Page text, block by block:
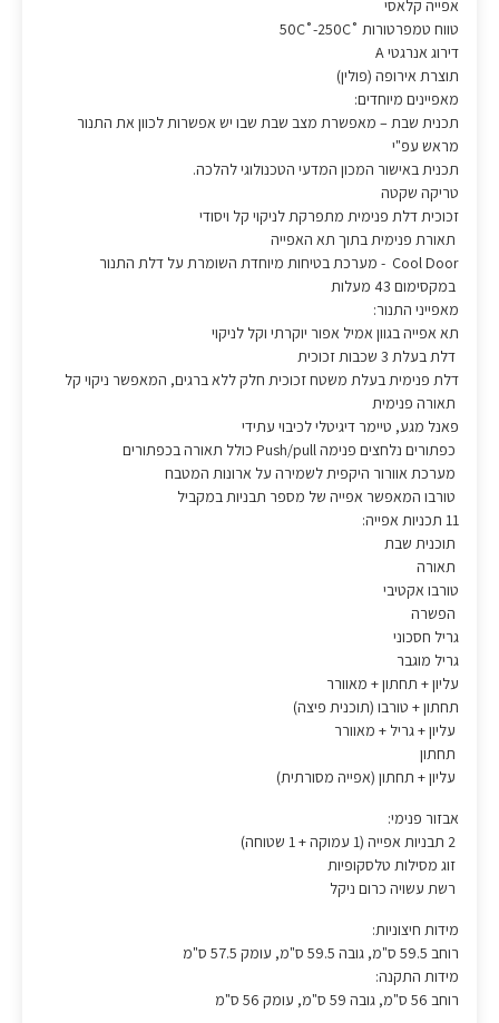
אפייה קלאסי
טווח טמפרטורות ˚50C˚-250C
דירוג אנרגטי A
תוצרת אירופה (פולין)
מאפיינים מיוחדים:
תכנית שבת – מאפשרת מצב שבת שבו יש אפשרות לכוון את התנור
מראש עפ"י
תכנית באישור המכון המדעי הטכנולוגי להלכה.
טריקה שקטה
זכוכית דלת פנימית מתפרקת לניקוי קל ויסודי
תאורת פנימית בתוך תא האפייה
Cool Door - מערכת בטיחות מיוחדת השומרת על דלת התנור
במקסימום 43 מעלות
מאפייני התנור:
תא אפייה בגוון אמיל אפור יוקרתי וקל לניקוי
דלת בעלת 3 שכבות זכוכית
דלת פנימית בעלת משטח זכוכית חלק ללא ברגים, המאפשר ניקוי קל
תאורה פנימית
פאנל מגע, טיימר דיגיטלי לכיבוי עתידי
כפתורים נלחצים פנימה Push/pull כולל תאורה בכפתורים
מערכת אוורור היקפית לשמירה על ארונות המטבח
טורבו המאפשר אפייה של מספר תבניות במקביל
11 תכניות אפייה:
תוכנית שבת
תאורה
טורבו אקטיבי
הפשרה
גריל חסכוני
גריל מוגבר
עליון + תחתון + מאוורר
תחתון + טורבו (תוכנית פיצה)
עליון + גריל + מאוורר
תחתון
עליון + תחתון (אפייה מסורתית)
אבזור פנימי:
זוג מסילות טלסקופיות
רשת עשויה כרום ניקל
מידות חיצוניות:
רוחב 59.5 ס"מ, גובה 59.5 ס"מ, עומק 57.5 ס"מ
מידות התקנה:
רוחב 56 ס"מ, גובה 59 ס"מ, עומק 56 ס"מ